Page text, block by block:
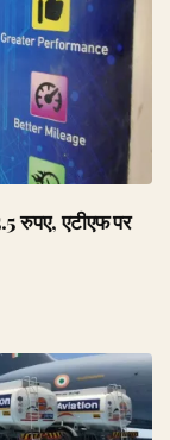
रुपए, एटीएफ पर